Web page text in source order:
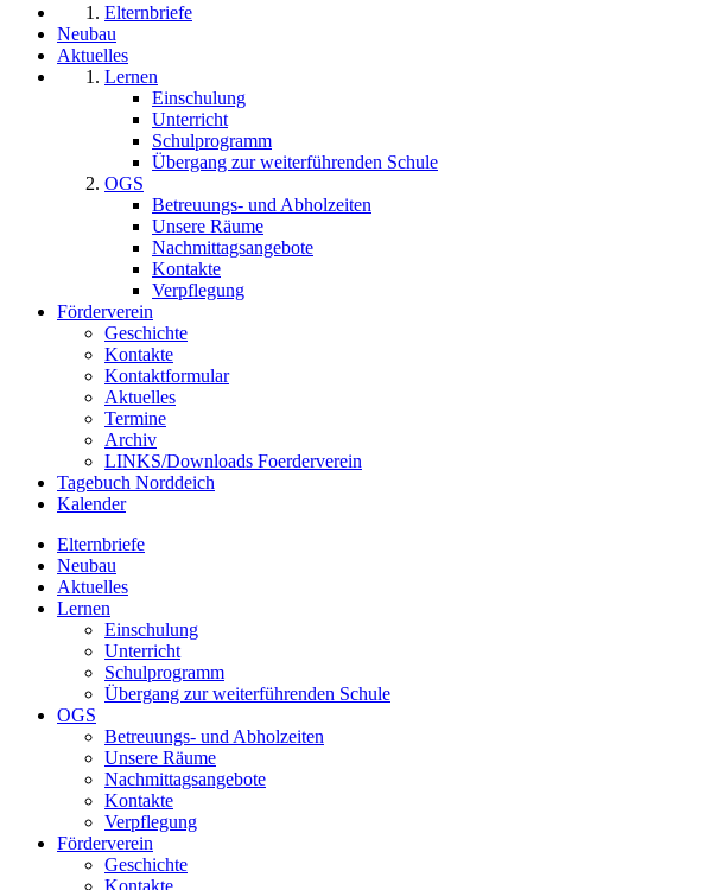
Elternbriefe
Neubau
Aktuelles
Lernen
Einschulung
Unterricht
Schulprogramm
Übergang zur weiterführenden Schule
OGS
Betreuungs- und Abholzeiten
Unsere Räume
Nachmittagsangebote
Kontakte
Verpflegung
Förderverein
Geschichte
Kontakte
Kontaktformular
Aktuelles
Termine
Archiv
LINKS/Downloads Foerderverein
Tagebuch Norddeich
Kalender
Elternbriefe
Neubau
Aktuelles
Lernen
Einschulung
Unterricht
Schulprogramm
Übergang zur weiterführenden Schule
OGS
Betreuungs- und Abholzeiten
Unsere Räume
Nachmittagsangebote
Kontakte
Verpflegung
Förderverein
Geschichte
Kontakte